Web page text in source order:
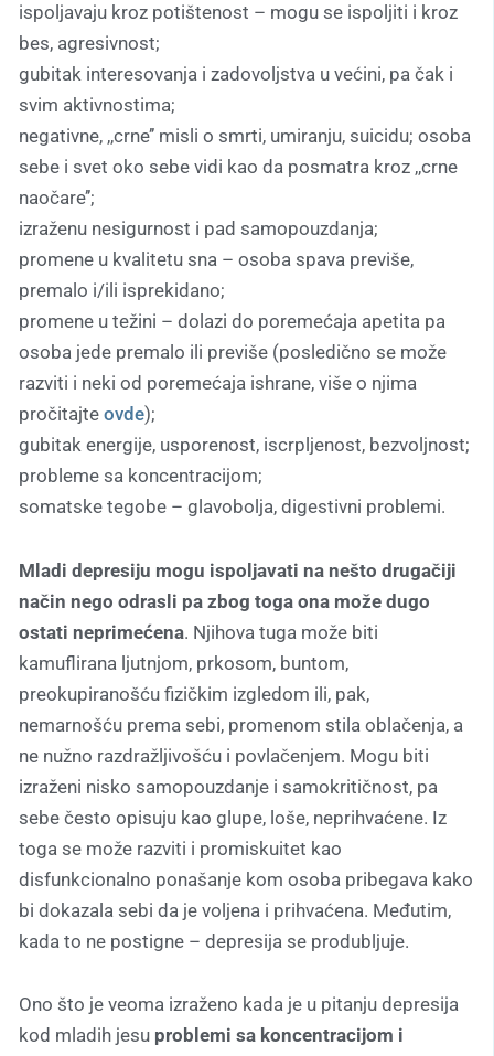
ispoljavaju kroz potištenost – mogu se ispoljiti i kroz
bes, agresivnost;
gubitak interesovanja i zadovoljstva u većini, pa čak i
svim aktivnostima;
negativne, ,,crne’’ misli o smrti, umiranju, suicidu; osoba
sebe i svet oko sebe vidi kao da posmatra kroz ,,crne
naočare’’;
izraženu nesigurnost i pad samopouzdanja;
promene u kvalitetu sna – osoba spava previše,
premalo i/ili isprekidano;
promene u težini – dolazi do poremećaja apetita pa
osoba jede premalo ili previše (posledično se može
razviti i neki od poremećaja ishrane, više o njima
pročitajte ovde);
gubitak energije, usporenost, iscrpljenost, bezvoljnost;
probleme sa koncentracijom;
somatske tegobe – glavobolja, digestivni problemi.
Mladi depresiju mogu ispoljavati na nešto drugačiji
način nego odrasli pa zbog toga ona može dugo
ostati neprimećena. Njihova tuga može biti
kamuflirana ljutnjom, prkosom, buntom,
preokupiranošću fizičkim izgledom ili, pak,
nemarnošću prema sebi, promenom stila oblačenja, a
ne nužno razdražljivošću i povlačenjem. Mogu biti
izraženi nisko samopouzdanje i samokritičnost, pa
sebe često opisuju kao glupe, loše, neprihvaćene. Iz
toga se može razviti i promiskuitet kao
disfunkcionalno ponašanje kom osoba pribegava kako
bi dokazala sebi da je voljena i prihvaćena. Međutim,
kada to ne postigne – depresija se produbljuje.
Ono što je veoma izraženo kada je u pitanju depresija
kod mladih jesu problemi sa koncentracijom i